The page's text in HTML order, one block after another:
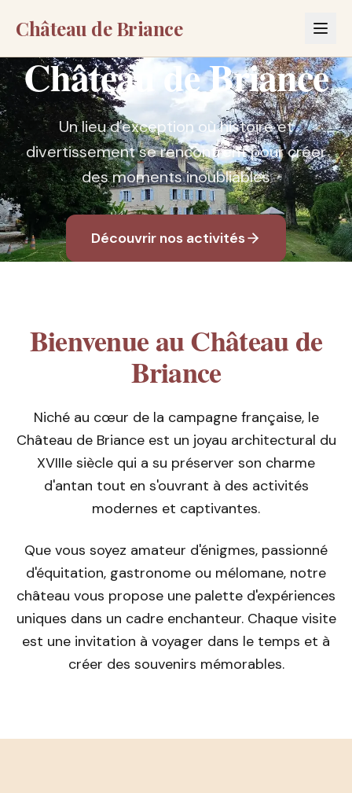
Château de Briance
Château de Briance
Un lieu d'exception où histoire et
divertissement se rencontrent pour créer
des moments inoubliables
Découvrir nos activités
Bienvenue au Château de
Briance
Niché au cœur de la campagne française, le
Château de Briance est un joyau architectural du
XVIIIe siècle qui a su préserver son charme
d'antan tout en s'ouvrant à des activités
modernes et captivantes.
Que vous soyez amateur d'énigmes, passionné
d'équitation, gastronome ou mélomane, notre
château vous propose une palette d'expériences
uniques dans un cadre enchanteur. Chaque visite
est une invitation à voyager dans le temps et à
créer des souvenirs mémorables.